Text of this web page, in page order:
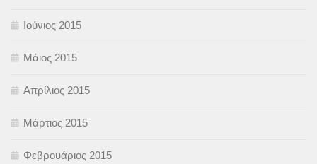
Ιούνιος 2015
Μάιος 2015
Απρίλιος 2015
Μάρτιος 2015
Φεβρουάριος 2015